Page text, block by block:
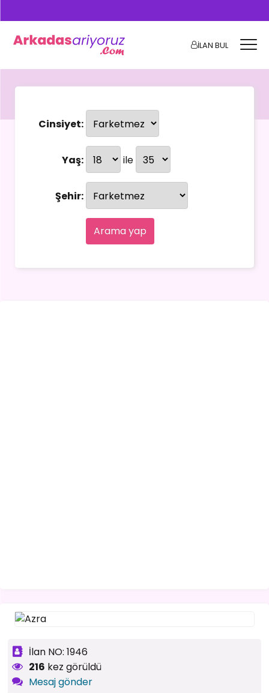
İLAN BUL
Cinsiyet:
Yaş: ile
Şehir:
Arama yap
İlan NO: 1946
216 kez görüldü
Mesaj gönder